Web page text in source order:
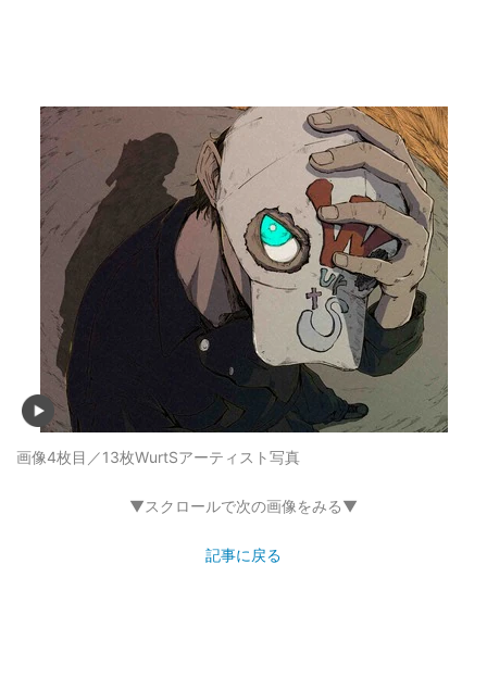
画像4枚目／13枚WurtSアーティスト写真
▼スクロールで次の画像をみる▼
記事に戻る